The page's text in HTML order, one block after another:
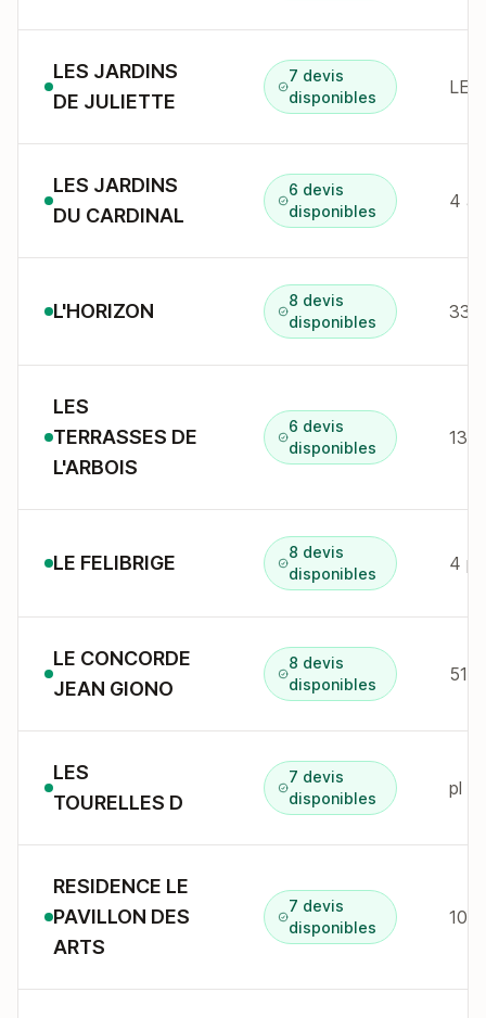
LES JARDINS
DE JULIETTE
7 devis
disponibles
LES JARDINS
DU CARDINAL
6 devis
disponibles
L'HORIZON
8 devis
disponibles
LES
TERRASSES DE
L'ARBOIS
6 devis
disponibles
LE FELIBRIGE
8 devis
disponibles
4 pl
LE CONCORDE
JEAN GIONO
8 devis
disponibles
51
LES
TOURELLES D
7 devis
disponibles
RESIDENCE LE
PAVILLON DES
ARTS
7 devis
disponibles
100